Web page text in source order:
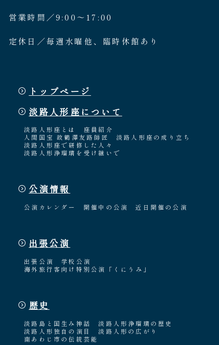
営業時間／9:00〜17:00
定休日／毎週水曜他、臨時休館あり
トップページ
淡路人形座について
淡路人形座とは
座員紹介
人間国宝 故鶴澤友路師匠
淡路人形座の成り立ち
淡路人形座で研修した人々
淡路人形浄瑠璃を受け継いで
公演情報
公演カレンダー 開催中の公演 近日開催の公演
出張公演
出張公演
学校公演
海外旅行客向け特別公演「くにうみ」
歴史
淡路島と国生み神話
淡路人形浄瑠璃の歴史
淡路人形独自の演目
淡路人形の広がり
南あわじ市の伝統芸能